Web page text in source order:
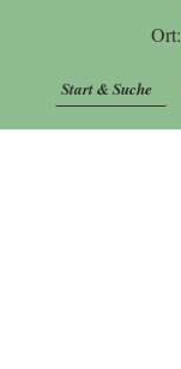
Ort:
Start & Suche